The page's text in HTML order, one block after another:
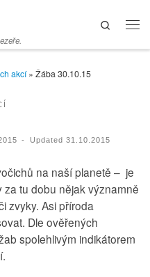
Search
akcí » Žába 30.10.15
- Updated 31.10.2015
na naší planetě – je
za tu dobu nějak významně
zvyky. Asi příroda
Dle ověřených
spolehlivým indikátorem